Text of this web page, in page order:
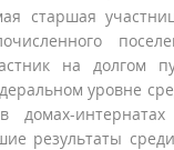
старшая
на долгом
уровне
домах-
результаты